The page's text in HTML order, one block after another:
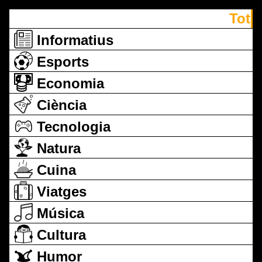
Tot
Informatius
Esports
Economia
Ciència
Tecnologia
Natura
Cuina
Viatges
Música
Cultura
Humor